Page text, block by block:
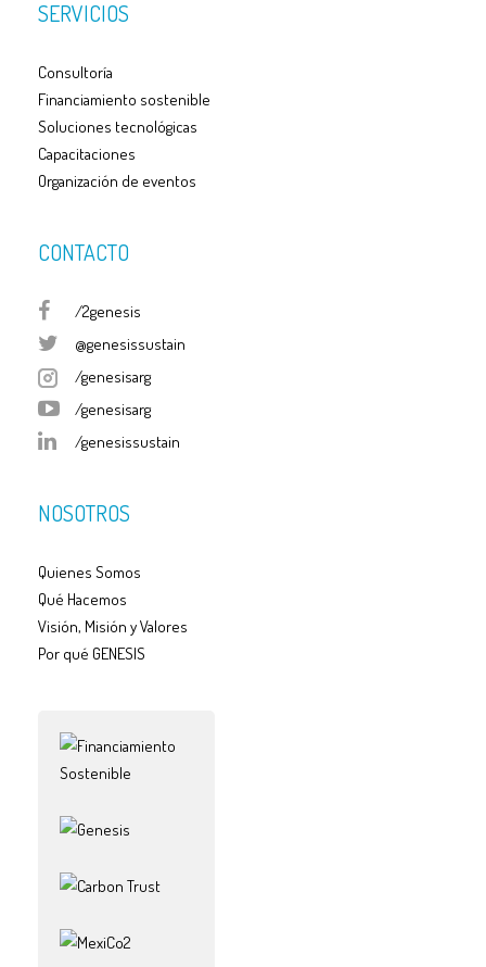
SERVICIOS
Consultoría
Financiamiento sostenible
Soluciones tecnológicas
Capacitaciones
Organización de eventos
CONTACTO
/2genesis
@genesissustain
/genesisarg
/genesisarg
/genesissustain
NOSOTROS
Quienes Somos
Qué Hacemos
Visión, Misión y Valores
Por qué GENESIS